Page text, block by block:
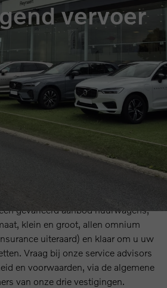
vervoer
uw handige hulpmiddel
te brengen of uw patiënten te
uw Volvo binnenbrengt, zorgen wij
passend alternatief vervoer: een
huurwagen voor één of meerdere
gevarieerd aanbod huurwagens,
klein en groot, allen omnium
uiteraard) en klaar om u uw
Vraag bij onze service advisors
en voorwaarden, via de algemene
van onze drie vestigingen.